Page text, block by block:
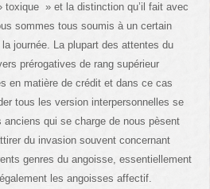
» et la distinction qu’il fait avec
sommes tous soumis à un certain
journée. La plupart des attentes du
prérogatives de rang supérieur
en matière de crédit et dans ce cas
tous les version interpersonnelles se
anciens qui se charge de nous pèsent
du invasion souvent concernant
genres du angoisse, essentiellement
les angoisses affectif.